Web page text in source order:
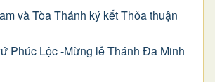
và Tòa Thánh ký kết Thỏa thuận
Phúc Lộc -Mừng lễ Thánh Đa Minh